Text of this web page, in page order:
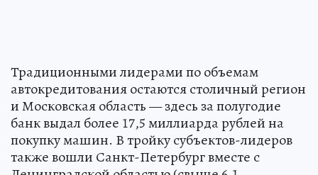
Традиционными лидерами по объемам
автокредитования остаются столичный регион
и Московская область — здесь за полугодие
банк выдал более 17,5 миллиарда рублей на
покупку машин. В тройку субъектов-лидеров
также вошли Санкт-Петербург вместе с